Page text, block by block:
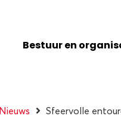
Bestuur en
Nieuws Sfeervolle